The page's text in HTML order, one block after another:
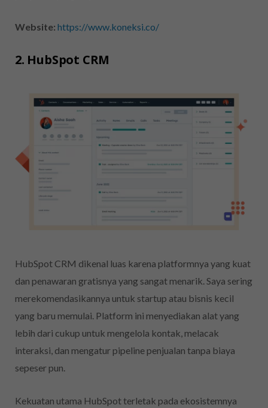
Website: https://www.koneksi.co/
2. HubSpot CRM
HubSpot CRM dikenal luas karena platformnya yang kuat
dan penawaran gratisnya yang sangat menarik. Saya sering
merekomendasikannya untuk startup atau bisnis kecil
yang baru memulai. Platform ini menyediakan alat yang
lebih dari cukup untuk mengelola kontak, melacak
interaksi, dan mengatur pipeline penjualan tanpa biaya
sepeser pun.
Kekuatan utama HubSpot terletak pada ekosistemnya